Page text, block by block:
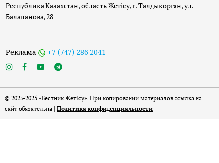
Республика Казахстан, область Жетісу, г. Талдыкорган, ул.
Балапанова, 28
Реклама +7 (747) 286 2041
© 2023-2025 «Вестник Жетісу». При копировании материалов ссылка на
сайт обязательна | Политика конфиденциальности